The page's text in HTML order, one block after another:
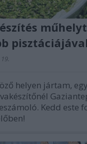
pisztáciájával
helyen jártam,
Kedd este